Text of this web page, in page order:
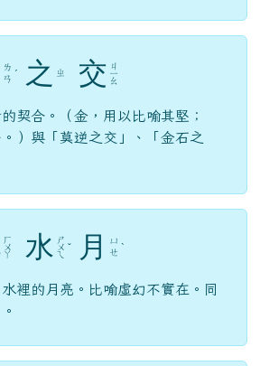
ㄌ
ㄢ ˊ 之 ㄓ 交 ㄐ
ㄧ
ㄠ
契合。（金，用以比喻其堅；
）與「莫逆之交」、「金石之
ㄏ
ㄨ
ㄚ 水 ㄕ
ㄨ
ㄟ
ˇ 月
ㄩ
ㄝ ˋ
裡的月亮。比喻虛幻不實在。同